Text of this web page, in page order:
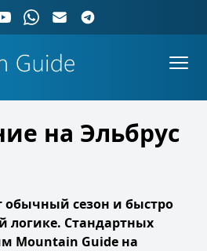
на Эльбрус
обычный сезон и быстро
логике. Стандартных
Mountain Guide на